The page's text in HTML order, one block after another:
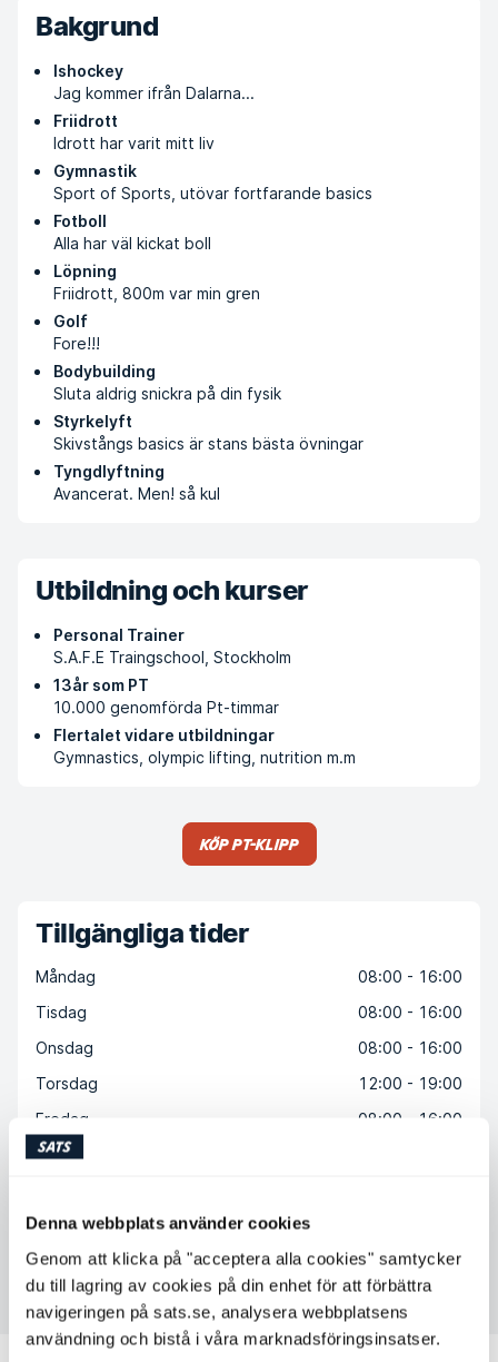
Denna webbplats använder cookies
Genom att klicka på "acceptera alla cookies" samtycker
du till lagring av cookies på din enhet för att förbättra
navigeringen på sats.se, analysera webbplatsens
användning och bistå i våra marknadsföringsinsatser.
Bakgrund
Ishockey
Jag kommer ifrån Dalarna...
Friidrott
Idrott har varit mitt liv
Gymnastik
Sport of Sports, utövar fortfarande basics
Fotboll
Alla har väl kickat boll
Löpning
Friidrott, 800m var min gren
Golf
Fore!!!
Bodybuilding
Sluta aldrig snickra på din fysik
Styrkelyft
Skivstångs basics är stans bästa övningar
Tyngdlyftning
Avancerat. Men! så kul
Utbildning och kurser
Personal Trainer
S.A.F.E Traingschool, Stockholm
13år som PT
10.000 genomförda Pt-timmar
Flertalet vidare utbildningar
Gymnastics, olympic lifting, nutrition m.m
Köp PT-klipp
Tillgängliga tider
Måndag
08:00 - 16:00
Tisdag
08:00 - 16:00
Onsdag
08:00 - 16:00
Torsdag
12:00 - 19:00
Fredag
08:00 - 16:00
Lördag
Kontakta Joakim Forsberg